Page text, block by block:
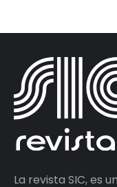
La revista SIC, es